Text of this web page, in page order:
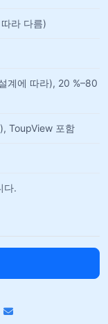
라 다름)
계에 따라), 20 %–80
ToupView 포함
다.